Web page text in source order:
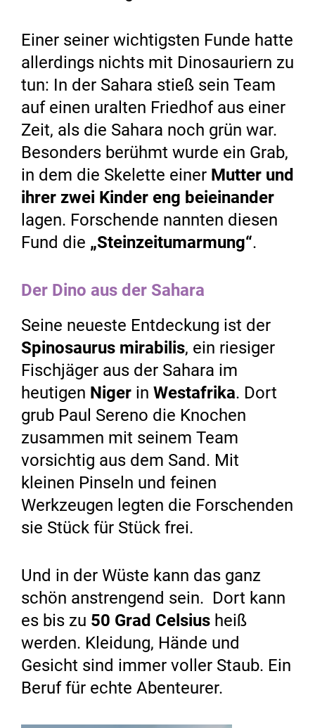
Einer seiner wichtigsten Funde hatte
allerdings nichts mit Dinosauriern zu
tun: In der Sahara stieß sein Team
auf einen uralten Friedhof aus einer
Zeit, als die Sahara noch grün war.
Besonders berühmt wurde ein Grab,
in dem die Skelette einer Mutter und
ihrer zwei Kinder eng beieinander
lagen. Forschende nannten diesen
Fund die „Steinzeitumarmung“.
Der Dino aus der Sahara
Seine neueste Entdeckung ist der
Spinosaurus mirabilis, ein riesiger
Fischjäger aus der Sahara im
heutigen Niger in Westafrika. Dort
grub Paul Sereno die Knochen
zusammen mit seinem Team
vorsichtig aus dem Sand. Mit
kleinen Pinseln und feinen
Werkzeugen legten die Forschenden
sie Stück für Stück frei.
Und in der Wüste kann das ganz
schön anstrengend sein. Dort kann
es bis zu 50 Grad Celsius heiß
werden. Kleidung, Hände und
Gesicht sind immer voller Staub. Ein
Beruf für echte Abenteurer.